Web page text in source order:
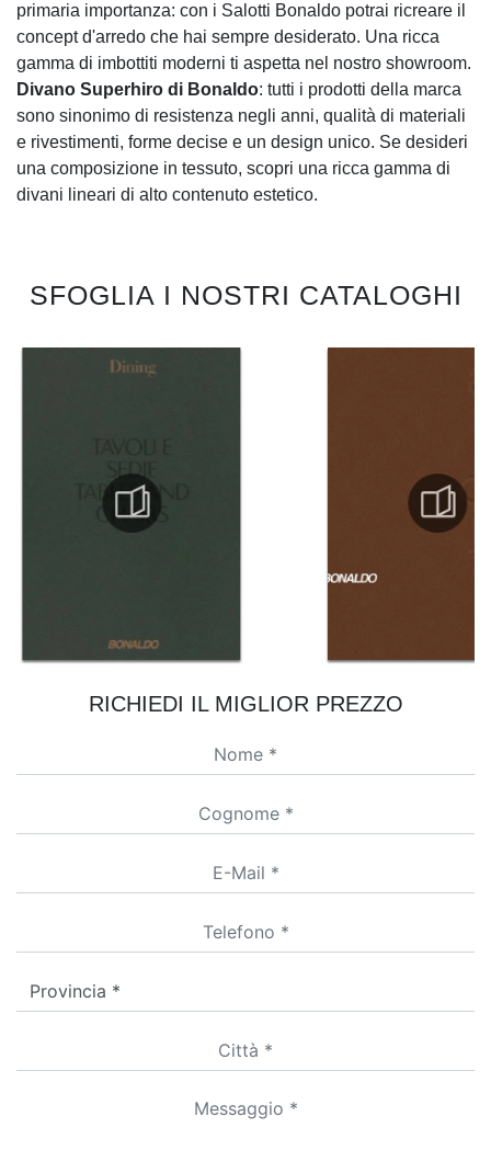
primaria importanza: con i Salotti Bonaldo potrai ricreare il
concept d'arredo che hai sempre desiderato. Una ricca
gamma di imbottiti moderni ti aspetta nel nostro showroom.
Divano Superhiro di Bonaldo: tutti i prodotti della marca
sono sinonimo di resistenza negli anni, qualità di materiali
e rivestimenti, forme decise e un design unico. Se desideri
una composizione in tessuto, scopri una ricca gamma di
divani lineari di alto contenuto estetico.
SFOGLIA I NOSTRI CATALOGHI
RICHIEDI IL MIGLIOR PREZZO